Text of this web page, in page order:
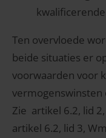
Ten overvloede
beide situaties er
voorwaarden voor
vermogenswinsten
Zie artikel 6.2, lid
artikel 6.2, lid 3,